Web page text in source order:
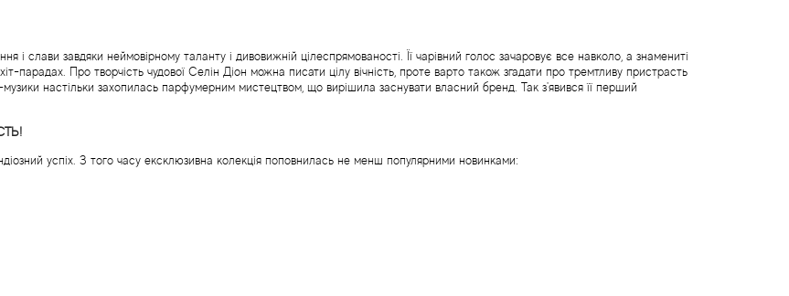
і слави завдяки неймовірному таланту і дивовижній цілеспрямованості. Її чарівний голос зачаровує все навколо, а знамениті
парадах. Про творчість чудової Селін Діон можна писати цілу вічність, проте варто також згадати про тремтливу пристрасть
настільки захопилась парфумерним мистецтвом, що вирішила заснувати власний бренд. Так з'явився її перший
успіх. З того часу ексклюзивна колекція поповнилась не менш популярними новинками: